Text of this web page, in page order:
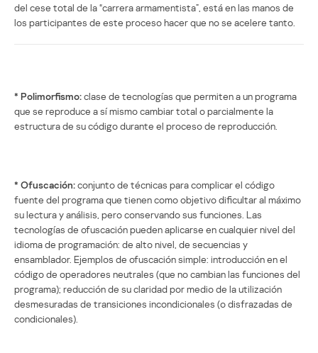
del cese total de la “carrera armamentista”, está en las manos de
los participantes de este proceso hacer que no se acelere tanto.
* Polimorfismo:clase de tecnologías que permiten a un programa
que se reproduce a sí mismo cambiar total o parcialmente la
estructura de su código durante el proceso de reproducción.
* Ofuscación:conjunto de técnicas para complicar el código
fuente del programa que tienen como objetivo dificultar al máximo
su lectura y análisis, pero conservando sus funciones. Las
tecnologías de ofuscación pueden aplicarse en cualquier nivel del
idioma de programación: de alto nivel, de secuencias y
ensamblador. Ejemplos de ofuscación simple: introducción en el
código de operadores neutrales (que no cambian las funciones del
programa); reducción de su claridad por medio de la utilización
desmesuradas de transiciones incondicionales (o disfrazadas de
condicionales).